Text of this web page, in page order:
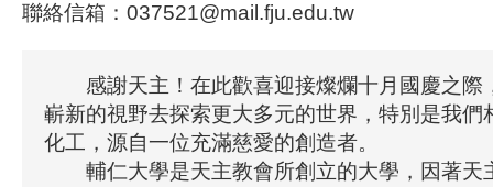
聯絡信箱：037521@mail.fju.edu.tw
感謝天主！在此歡喜迎接燦爛十月國慶之際
嶄新的視野去探索更大多元的世界，特別是我們
化工，源自一位充滿慈愛的創造者。
輔仁大學是天主教會所創立的大學，因著天